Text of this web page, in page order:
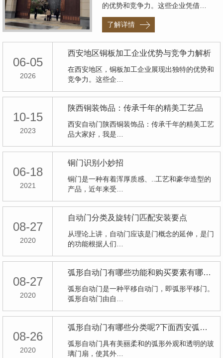
的优势和竞争力。这些企业凭借…
了解详情
06-05
2026
西安地区铜板加工企业优势与竞争力解析
在西安地区，铜板加工企业展现出独特的优势和
竞争力。这些企…
10-15
2023
陕西铜装饰品：传承千年的精美工艺品
西安自动门陕西铜装饰品：传承千年的精美工艺
品大家好，我是…
06-18
2021
铜门识别小妙招
铜门是一种有着浑厚质感、..工艺和豪华造型的
产品，近年来受…
08-27
2020
自动门分类及旋转门匹配安装要点
从理论上讲，自动门应该是门概念的延伸，是门
的功能根据人们…
08-27
2020
弧形自动门有哪些功能和购买要素有哪些呢？
弧形自动门是一种平移自动门，即弧形平移门。
弧形自动门由自…
08-26
2020
弧形自动门有哪些分类呢?下面西安弧形自动门厂家给我们详解？
弧形自动门具有美丽柔和的弧形外观和透明的玻
璃门扇，使其外…